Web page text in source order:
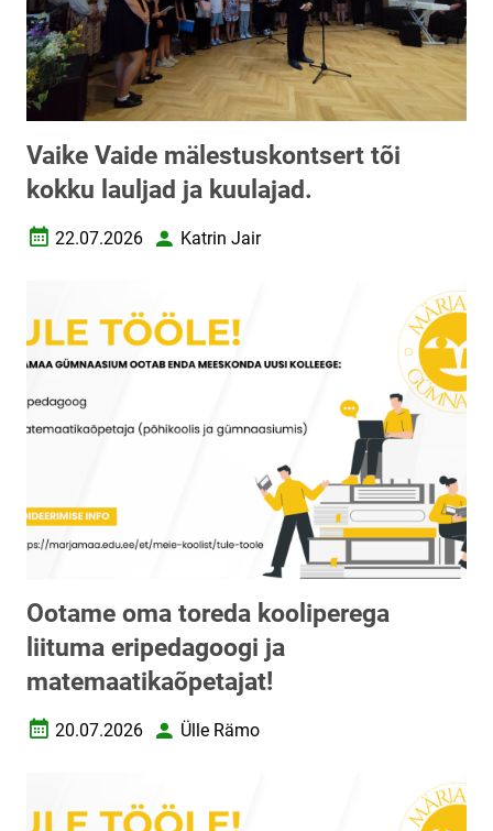
Vaike Vaide mälestuskontsert tõi
kokku lauljad ja kuulajad.
Loomise kuupäev
22.07.2026 AutorKatrin Jair
Ootame oma toreda kooliperega
liituma eripedagoogi ja
matemaatikaõpetajat!
Loomise kuupäev
20.07.2026 AutorÜlle Rämo